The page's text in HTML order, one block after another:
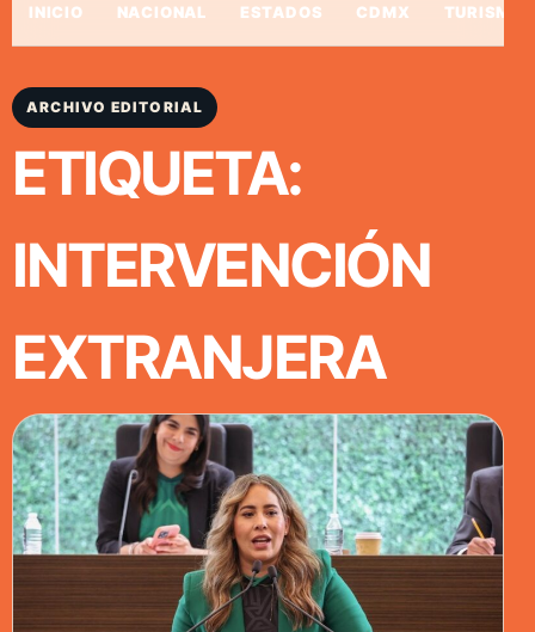
INICIO NACIONAL ESTADOS CDMX TURISMO
ARCHIVO EDITORIAL
ETIQUETA:
INTERVENCIÓN
EXTRANJERA